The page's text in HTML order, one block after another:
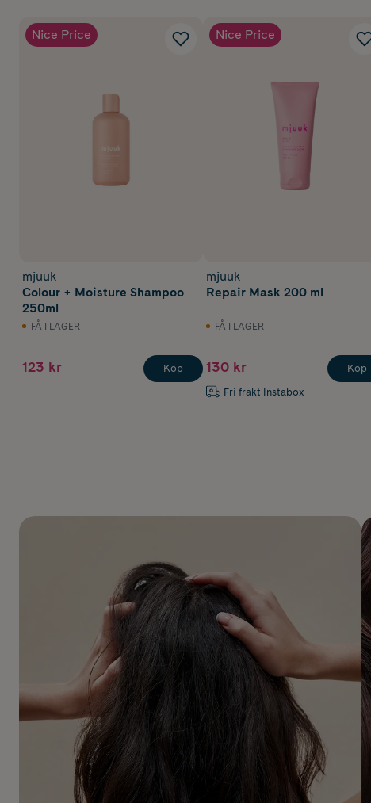
Nice Price
mjuuk
Colour + Moisture Shampoo
250ml
FÅ I LAGER
123 kr Köp
Nice Price
mjuuk
Repair Mask 200 ml
FÅ I LAGER
130 kr
Fri frakt Instabox
Köp